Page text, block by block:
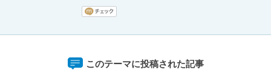
このテーマに投稿された記事